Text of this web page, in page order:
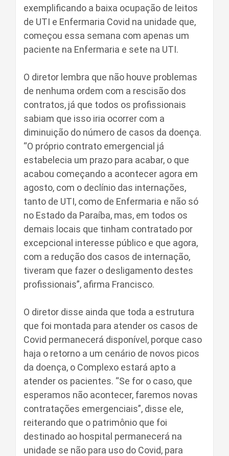
exemplificando a baixa ocupação de leitos
de UTI e Enfermaria Covid na unidade que,
começou essa semana com apenas um
paciente na Enfermaria e sete na UTI.
O diretor lembra que não houve problemas
de nenhuma ordem com a rescisão dos
contratos, já que todos os profissionais
sabiam que isso iria ocorrer com a
diminuição do número de casos da doença.
“O próprio contrato emergencial já
estabelecia um prazo para acabar, o que
acabou começando a acontecer agora em
agosto, com o declínio das internações,
tanto de UTI, como de Enfermaria e não só
no Estado da Paraíba, mas, em todos os
demais locais que tinham contratado por
excepcional interesse público e que agora,
com a redução dos casos de internação,
tiveram que fazer o desligamento destes
profissionais”, afirma Francisco.
O diretor disse ainda que toda a estrutura
que foi montada para atender os casos de
Covid permanecerá disponível, porque caso
haja o retorno a um cenário de novos picos
da doença, o Complexo estará apto a
atender os pacientes. “Se for o caso, que
esperamos não acontecer, faremos novas
contratações emergenciais”, disse ele,
reiterando que o patrimônio que foi
destinado ao hospital permanecerá na
unidade se não para uso do Covid, para